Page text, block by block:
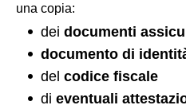
una copia:
dei documenti
documento di
del codice fiscale
di eventuali